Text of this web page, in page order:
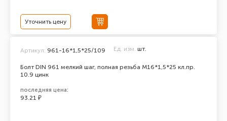
Уточнить цену
Болт DIN 961 мелкий шаг, полная резьба M16*1,5*25 кл.пр.
10.9 цинк
Артикул: 961-16*1,5*25/109 Ед. изм. шт.
последняя цена:
93.21 ₽